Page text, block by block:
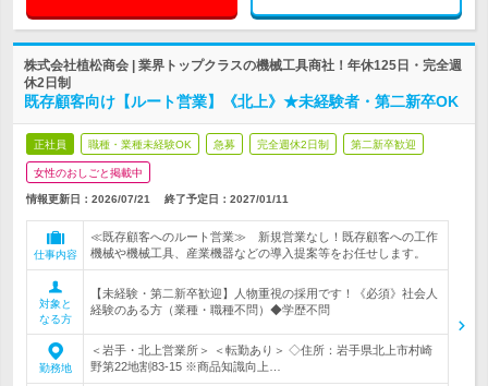
株式会社植松商会 | 業界トップクラスの機械工具商社！年休125日・完全週
休2日制
既存顧客向け【ルート営業】《北上》★未経験者・第二新卒OK
正社員 職種・業種未経験OK 急募 完全週休2日制 第二新卒歓迎
女性のおしごと掲載中
情報更新日：2026/07/21 終了予定日： 2027/01/11
仕事内容
≪既存顧客へのルート営業≫ 新規営業なし！既存顧客への工作
機械や機械工具、産業機器などの導入提案等をお任せします。
対象と
なる方
【未経験・第二新卒歓迎】人物重視の採用です！《必須》社会人
経験のある方（業種・職種不問）◆学歴不問
勤務地
＜岩手・北上営業所＞ ＜転勤あり＞ ◇住所：岩手県北上市村崎
野第22地割83-15 ※商品知識向上…